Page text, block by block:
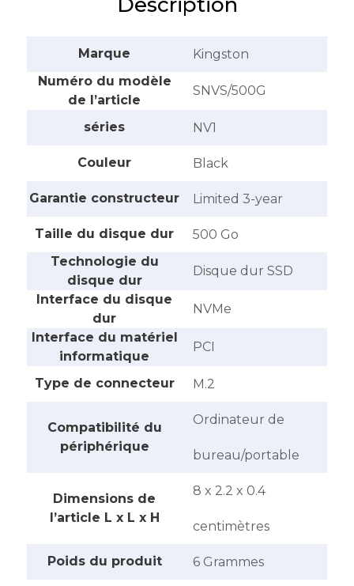
Marque
‎Kingston
Numéro du modèle
de l’article
‎SNVS/500G
séries ‎NV1
Couleur ‎Black
Garantie constructeur ‎Limited 3-year
Taille du disque dur
‎500 Go
Technologie du
disque dur
‎Disque dur SSD
Interface du disque
dur
‎NVMe
Interface du matériel
informatique
‎PCI
Type de connecteur ‎M.2
Compatibilité du
périphérique
‎Ordinateur de
bureau/portable
Dimensions de
l’article L x L x H
‎8 x 2.2 x 0.4
centimètres
Poids du produit ‎6 Grammes